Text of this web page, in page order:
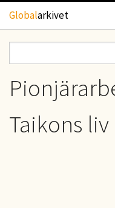
Hoppa till
Globalarkivet
TIDSKRIFTER
Taikons liv